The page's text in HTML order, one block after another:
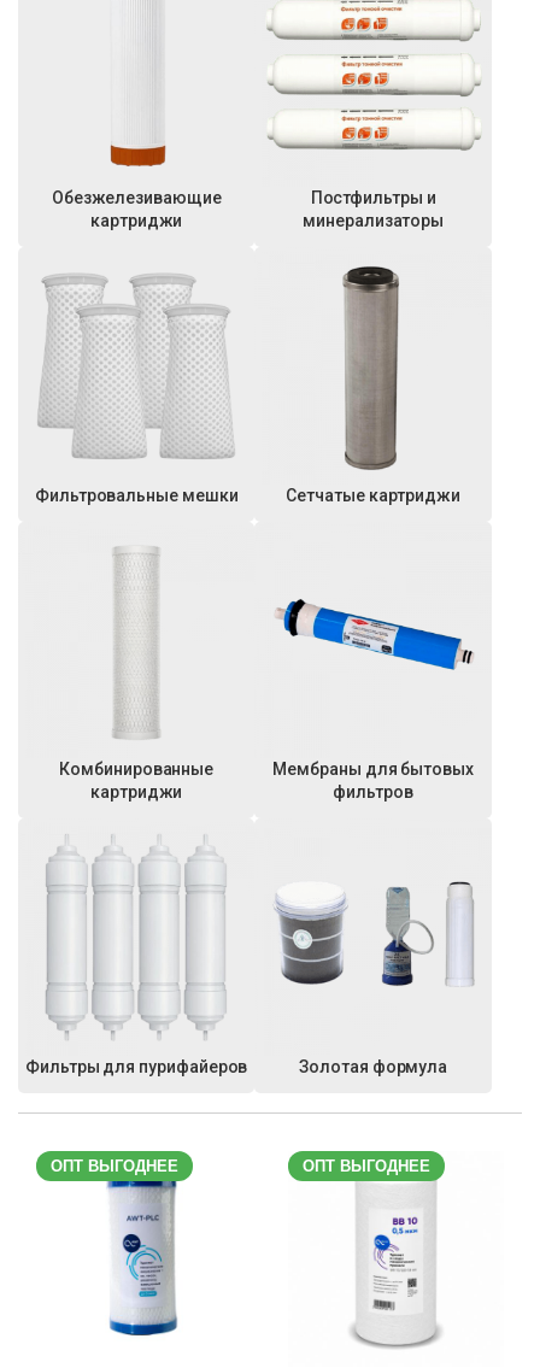
Обезжелезивающие
картриджи
Постфильтры и
минерализаторы
Фильтровальные мешки Сетчатые картриджи
Комбинированные
картриджи
Мембраны для бытовых
фильтров
Фильтры для пурифайеров Золотая формула
ОПТ ВЫГОДНЕЕ ОПТ ВЫГОДНЕЕ